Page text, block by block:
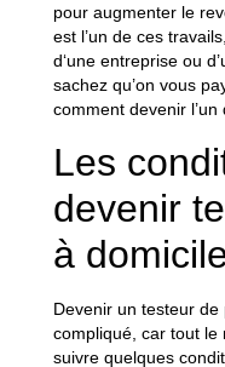
pour augmenter le
est l’un de ces
d‘une entreprise ou
sachez qu’on vous
comment devenir l’un
Les
devenir
à
Devenir un testeurde
compliqué, car tout le
suivre quelques